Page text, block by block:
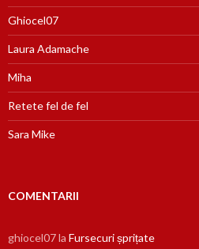
Ghiocel07
Laura Adamache
Miha
Retete fel de fel
Sara Mike
COMENTARII
ghiocel07la Fursecuri șprițate